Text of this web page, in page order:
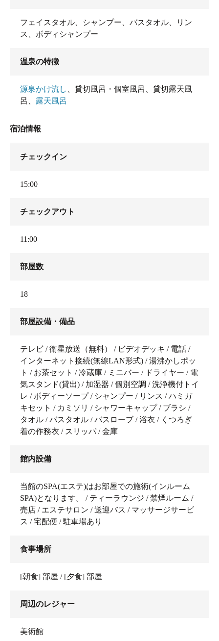
フェイスタオル シャンプー バスタオル
リン
ス
ボディシャンプー
温泉の特徴
源泉かけ流し 貸切風呂・個室風呂
貸切露天風
呂
露天風呂
宿泊情報
チェックイン
15:00
チェックアウト
11:00
部屋数
18
部屋設備・備品
テレビ / 衛星放送（無料） / ビデオデッキ / 電話 /
インターネット接続(無線LAN形式) / 湯沸かしポッ
ト / お茶セット / 冷蔵庫 / ミニバー / ドライヤー / 電
気スタンド(貸出) / 加湿器 / 個別空調 / 洗浄機付トイ
レ / ボディーソープ / シャンプー / リンス / ハミガ
キセット / カミソリ / シャワーキャップ / ブラシ /
タオル / バスタオル / バスローブ / 浴衣 / くつろぎ
着の作務衣 / スリッパ / 金庫
館内設備
当館のSPA(エステ)はお部屋での施術(インルーム
SPA)となります。 / ティーラウンジ / 禁煙ルーム /
売店 / エステサロン / 送迎バス / マッサージサービ
ス / 宅配便 / 駐車場あり
食事場所
[朝食] 部屋 / [夕食] 部屋
周辺のレジャー
美術館